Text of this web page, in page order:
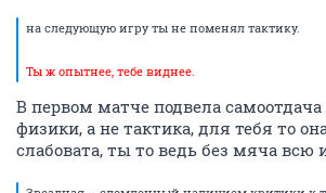
на следующую игру ты не поменял тактику.
Ты ж опытнее, тебе виднее.
В первом матче подвела самоотдача
физики, а не тактика, для тебя то
слабовата, ты то ведь без мяча всю